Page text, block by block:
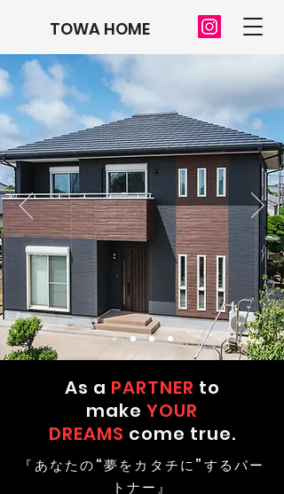
TOWA HOME
As a PARTNER to
make YOUR
DREAMS come true.
『あなたの“夢をカタチに”するパー
トナー』